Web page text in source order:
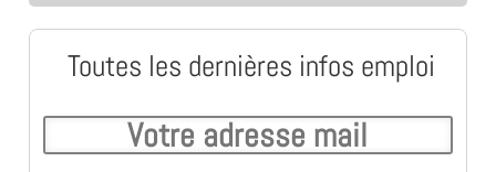
Toutes les dernières infos emploi